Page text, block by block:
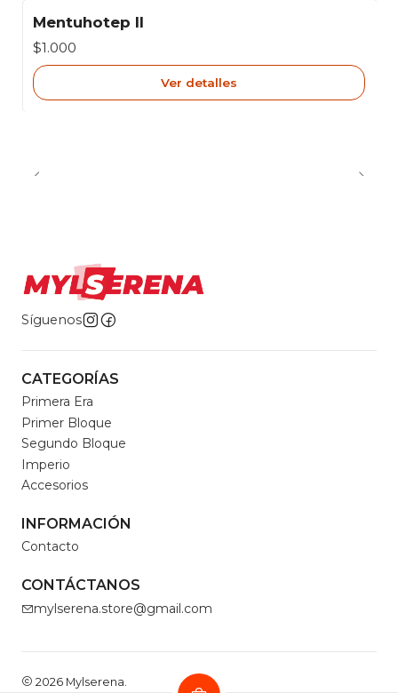
Agotado
Mentuhotep II
$1.000
Ver detalles
Síguenos
CATEGORÍAS
Primera Era
Primer Bloque
Segundo Bloque
Imperio
Accesorios
INFORMACIÓN
Contacto
CONTÁCTANOS
mylserena.store@gmail.com
2026 Mylserena.